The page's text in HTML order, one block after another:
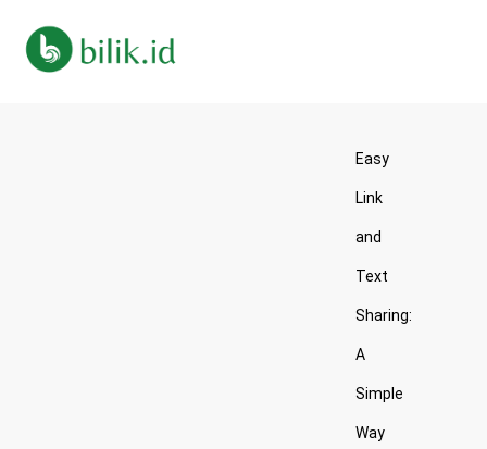
Easy
Link
and
Text
Sharing:
A
Simple
Way